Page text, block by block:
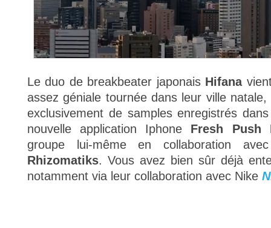
Le duo de breakbeater japonais Hifana
assez géniale tournée dans leur ville
exclusivement de samples enregistrés
nouvelle application Iphone Fresh Push
groupe lui-même en collaboration avec
Rhizomatiks. Vous avez bien sûr déjà
notamment via leur collaboration avec Nike